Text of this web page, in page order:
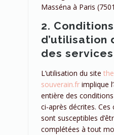
Masséna à Paris
2.
d’utilisation
des
L’utilisation du site
souverain.fr implique
entière des
ci-après décrites. Ces
sont susceptibles
complétées à tout